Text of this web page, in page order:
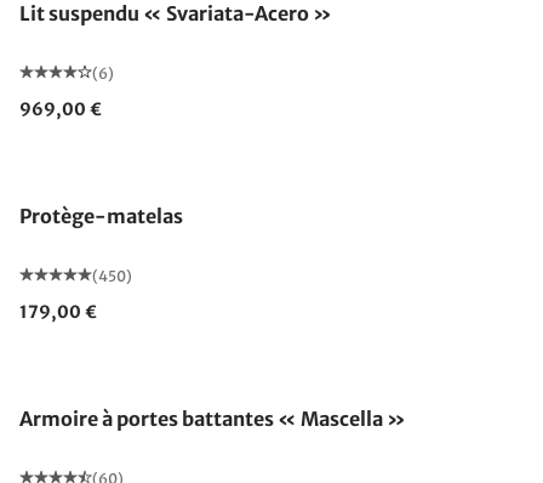
Lit suspendu « Svariata-Acero »
(6)
969,00 €
Protège-matelas
(450)
179,00 €
Armoire à portes battantes « Mascella »
(60)